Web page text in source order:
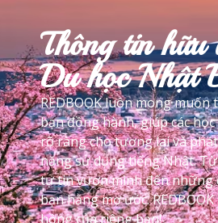
Thông tin hữu
Du học Nhật
REDBOOK luôn mong
bạn đồng hành, giúp các
rõ ràng cho tương lai và
năng sử dụng tiếng Nhật.
tự tin vươn mình đến những
bạn hằng mơ ước.
hồng của riêng bạn!